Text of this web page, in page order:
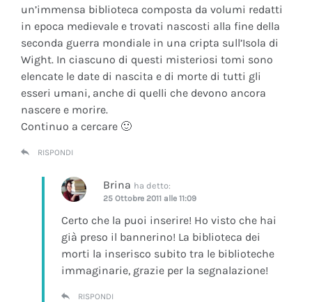
un’immensa biblioteca composta da volumi redatti
in epoca medievale e trovati nascosti alla fine della
seconda guerra mondiale in una cripta sull’Isola di
Wight. In ciascuno di questi misteriosi tomi sono
elencate le date di nascita e di morte di tutti gli
esseri umani, anche di quelli che devono ancora
nascere e morire.
Continuo a cercare 🙂
RISPONDI
Brina ha detto:
25 Ottobre 2011 alle 11:09
Certo che la puoi inserire! Ho visto che hai
già preso il bannerino! La biblioteca dei
morti la inserisco subito tra le biblioteche
immaginarie, grazie per la segnalazione!
RISPONDI